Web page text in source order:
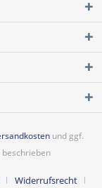
und ggf.
Widerrufsrecht